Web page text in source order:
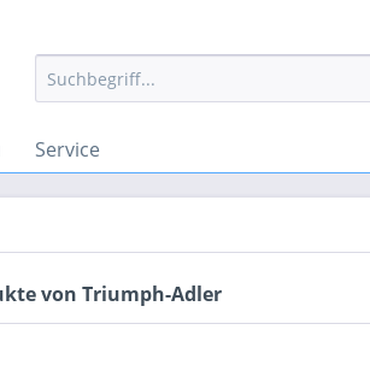
Service
von Triumph-Adler